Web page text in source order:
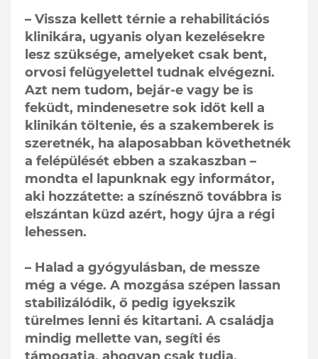
– Vissza kellett térnie a rehabilitációs
klinikára, ugyanis olyan kezelésekre
lesz szüksége, amelyeket csak bent,
orvosi felügyelettel tudnak elvégezni.
Azt nem tudom, bejár-e vagy be is
feküdt, mindenesetre sok időt kell a
klinikán töltenie, és a szakemberek is
szeretnék, ha alaposabban követhetnék
a felépülését ebben a szakaszban –
mondta el lapunknak egy informátor,
aki hozzátette: a színésznő továbbra is
elszántan küzd azért, hogy újra a régi
lehessen.
– Halad a gyógyulásban, de messze
még a vége. A mozgása szépen lassan
stabilizálódik, ő pedig igyekszik
türelmes lenni és kitartani. A családja
mindig mellette van, segíti és